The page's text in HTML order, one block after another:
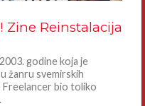
Zine Reinstalacija
godine koja je
žanru svemirskih
Freelancer bio toliko